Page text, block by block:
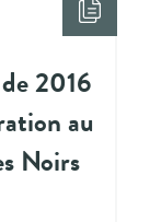
2016
au
Noirs